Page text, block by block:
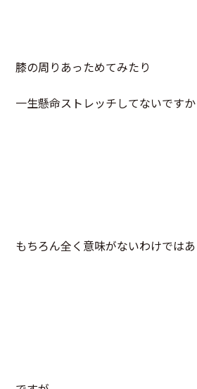
膝の周りあっためてみたり
一生懸命ストレッチしてないですか
もちろん全く意味がないわけでは